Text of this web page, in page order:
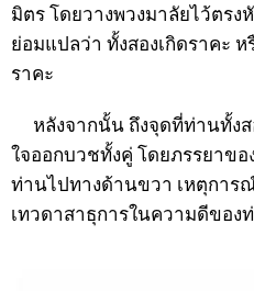
มิตร โดยวางพวงมาลัยไว้ตร
ย่อมแปลว่า ทั้งสองเกิดราคะ
ราคะ
หลังจากนั้น ถึงจุดที่ท่านทั้ง
ใจออกบวชทั้งคู่ โดยภรรยาข
ท่านไปทางด้านขวา เหตุการ
เทวดาสาธุการในความดีของ